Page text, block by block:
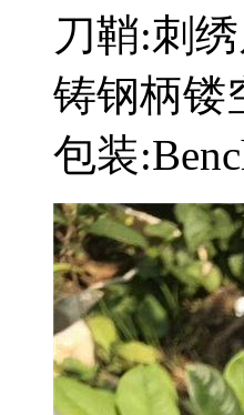
刀鞘:刺
铸钢柄镂
包装